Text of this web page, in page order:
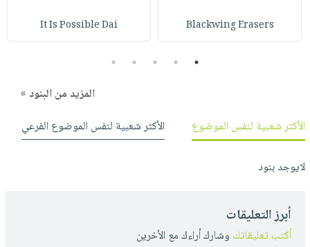
Blackwing Erasers
It Is Possible Dai
1
2
3
4
5
المزيد من البنود »
الأكثر شعبية لنفس الموضوع
الأكثر شعبية لنفس الموضوع الفرعي
لايوجد بنود
أبرز التعليقات
أكتب تعليقاتك وشارك أراءك مع الأخرين